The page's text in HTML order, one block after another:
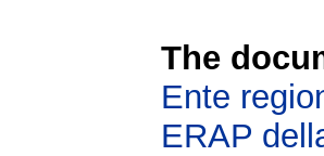
The
Ente
ERAP